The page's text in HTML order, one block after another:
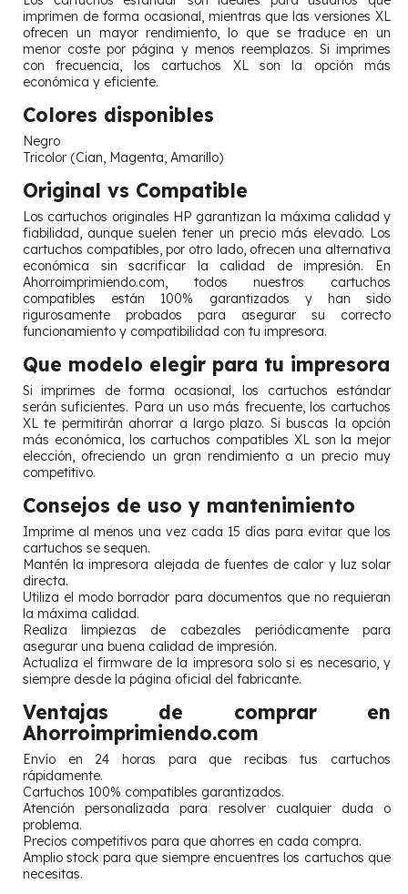
imprimen de forma ocasional, mientras que las versiones XL
ofrecen un mayor rendimiento, lo que se traduce en un
menor coste por página y menos reemplazos. Si imprimes
con frecuencia, los cartuchos XL son la opción más
económica y eficiente.
Colores disponibles
Negro
Tricolor (Cian, Magenta, Amarillo)
Original vs Compatible
Los cartuchos originales HP garantizan la máxima calidad y
fiabilidad, aunque suelen tener un precio más elevado. Los
cartuchos compatibles, por otro lado, ofrecen una alternativa
económica sin sacrificar la calidad de impresión. En
Ahorroimprimiendo.com, todos nuestros cartuchos
compatibles están 100% garantizados y han sido
rigurosamente probados para asegurar su correcto
funcionamiento y compatibilidad con tu impresora.
Que modelo elegir para tu impresora
Si imprimes de forma ocasional, los cartuchos estándar
serán suficientes. Para un uso más frecuente, los cartuchos
XL te permitirán ahorrar a largo plazo. Si buscas la opción
más económica, los cartuchos compatibles XL son la mejor
elección, ofreciendo un gran rendimiento a un precio muy
competitivo.
Consejos de uso y mantenimiento
Imprime al menos una vez cada 15 días para evitar que los
cartuchos se sequen.
Mantén la impresora alejada de fuentes de calor y luz solar
directa.
Utiliza el modo borrador para documentos que no requieran
la máxima calidad.
Realiza limpiezas de cabezales periódicamente para
asegurar una buena calidad de impresión.
Actualiza el firmware de la impresora solo si es necesario, y
siempre desde la página oficial del fabricante.
Ventajas de comprar en
Ahorroimprimiendo.com
Envío en 24 horas para que recibas tus cartuchos
rápidamente.
Cartuchos 100% compatibles garantizados.
Atención personalizada para resolver cualquier duda o
problema.
Precios competitivos para que ahorres en cada compra.
Amplio stock para que siempre encuentres los cartuchos que
necesitas.